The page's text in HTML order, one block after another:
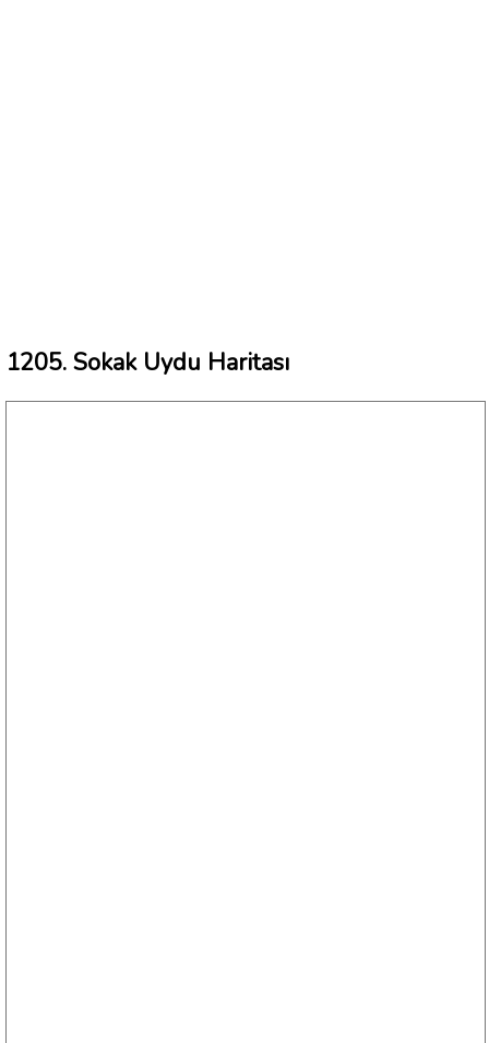
1205. Sokak Uydu Haritası